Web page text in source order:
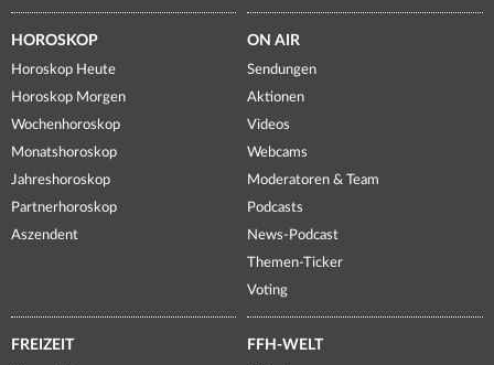
HOROSKOP
Horoskop Heute
Horoskop Morgen
Wochenhoroskop
Monatshoroskop
Jahreshoroskop
Partnerhoroskop
Aszendent
ON AIR
Sendungen
Aktionen
Videos
Webcams
Moderatoren & Team
Podcasts
News-Podcast
Themen-Ticker
Voting
FREIZEIT FFH-WELT